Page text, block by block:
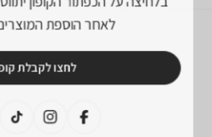
לאחר הוספת
לחצו לקבלת